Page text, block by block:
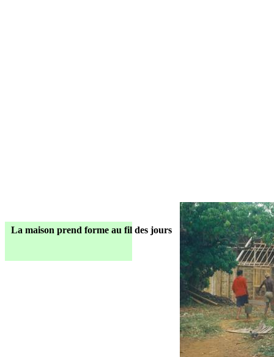
La maison prend forme au fil des jours